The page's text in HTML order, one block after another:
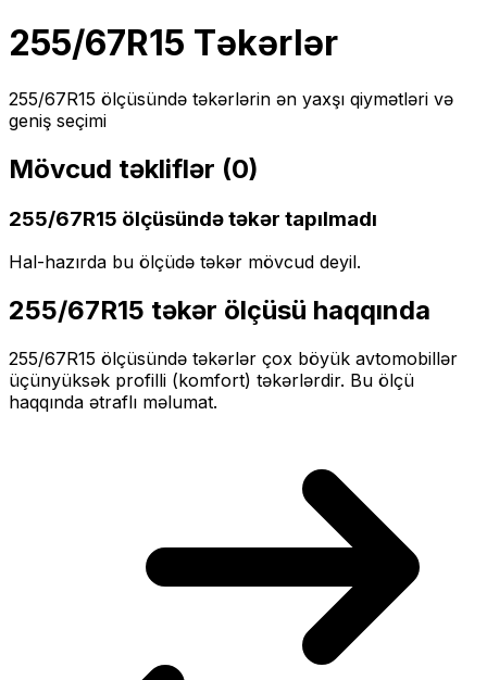
255/67R15 Təkərlər
255/67R15 ölçüsündə təkərlərin ən yaxşı qiymətləri və
geniş seçimi
Mövcud təkliflər (0)
255/67R15 ölçüsündə təkər tapılmadı
Hal-hazırda bu ölçüdə təkər mövcud deyil.
255/67R15 təkər ölçüsü haqqında
255/67R15 ölçüsündə təkərlər çox böyük avtomobillər
üçünyüksək profilli (komfort) təkərlərdir. Bu ölçü
haqqında ətraflı məlumat.